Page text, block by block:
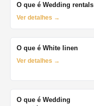
O que é Wedding rentals
Ver detalhes →
O que é White linen
Ver detalhes →
O que é Wedding